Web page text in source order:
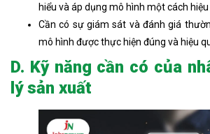
hiểu và áp dụng mô hình một cách hiệu
Cần có sự giám sát và đánh giá
mô hình được thực hiện đúng và hiệu
D. Kỹ năng cần có của
lý sản xuất